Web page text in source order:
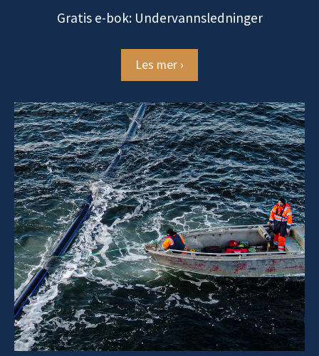
Gratis e-bok: Undervannsledninger
Les mer ›